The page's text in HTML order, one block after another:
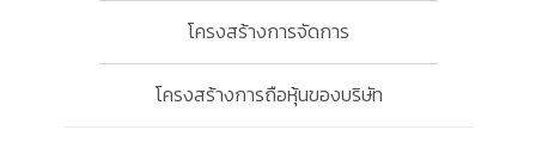
โครงสร้างการจัดการ
โครงสร้างการถือหุ้นของบริษัท